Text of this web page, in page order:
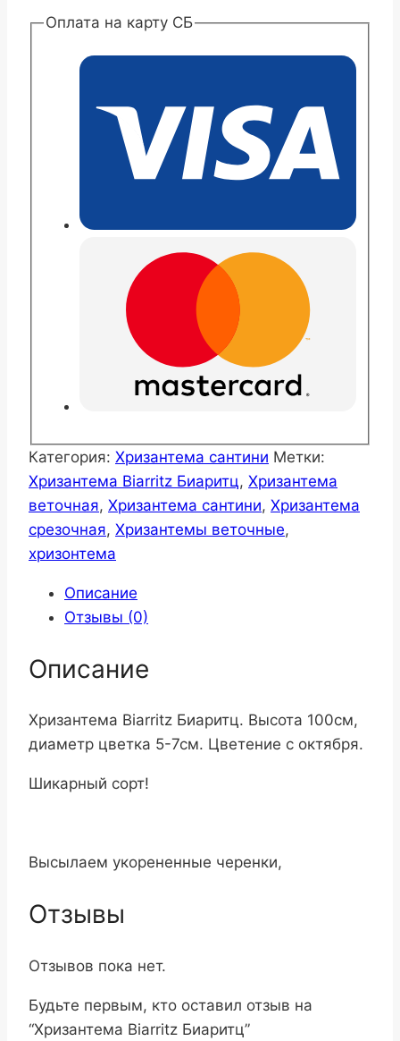
Оплата на карту СБ
Категория: Хризантема сантини Метки:
Хризантема Biarritz Биаритц, Хризантема
веточная, Хризантема сантини, Хризантема
срезочная, Хризантемы веточные,
хризонтема
Описание
Отзывы (0)
Описание
Хризантема Biarritz Биаритц. Высота 100см,
диаметр цветка 5-7см. Цветение с октября.
Шикарный сорт!
Высылаем укорененные черенки,
Отзывы
Отзывов пока нет.
Будьте первым, кто оставил отзыв на
“Хризантема Biarritz Биаритц”